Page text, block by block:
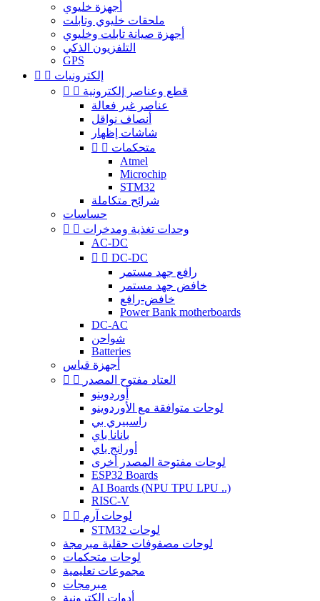
أجهزة خليوي
ملحقات خليوي وتابلت
أجهزة صيانة تابلت وخليوي
التلفزيون الذكي
GPS
  إلكترونيات
  قطع وعناصر إلكترونية
عناصر غير فعالة
أنصاف نواقل
شاشات إظهار
  متحكمات
Atmel
Microchip
STM32
شرائح متكاملة
حساسات
  وحدات تغذية ومدخرات
AC-DC
  DC-DC
رافع جهد مستمر
خافض جهد مستمر
خافض-رافع
Power Bank motherboards
DC-AC
شواحن
Batteries
أجهزة قياس
 
العتاد مفتوح المصدر
أوردوينو
لوحات متوافقة مع الأوردوينو
راسبيري بي
بانانا باي
أورانج باي
لوحات مفتوحة المصدر أخرى
ESP32 Boards
AI Boards (NPU TPU LPU ..)
RISC-V
  لوحات آرم
STM32 لوحات
لوحات مصفوفات حقلية مبرمجة
لوحات متحكمات
مجموعات تعليمية
مبرمجات
أدوات إلكترونية